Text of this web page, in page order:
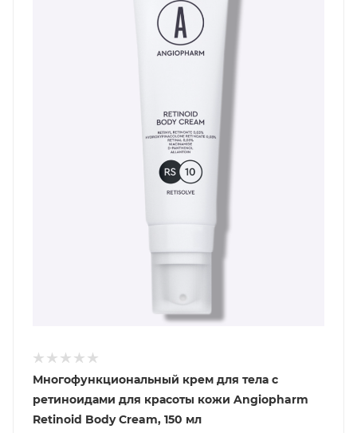
Многофункциональный крем для тела с
ретиноидами для красоты кожи Angiopharm
Retinoid Body Cream, 150 мл